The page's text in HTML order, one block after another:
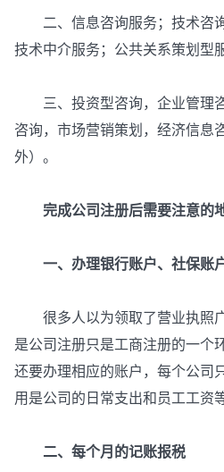
二、信息咨询服务；技术咨询
技术中介服务；公共关系策划型
三、投资型咨询，企业管理
咨询，市场营销策划，经济信息
外）。
完成公司注册后需要注意的
一、办理银行账户、社保账
很多人以为领取了营业执照
是公司注册只是工商注册的一个
还要办理相应的账户，每个公司
用是公司的日常支出和员工工资
二、每个月的记账报税